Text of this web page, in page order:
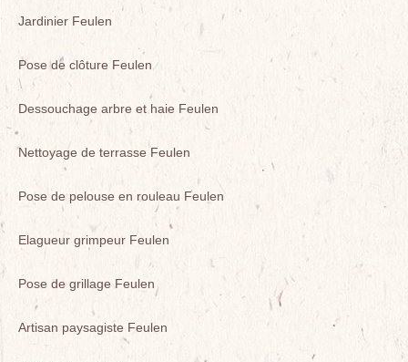
Jardinier Feulen
Pose de clôture Feulen
Dessouchage arbre et haie Feulen
Nettoyage de terrasse Feulen
Pose de pelouse en rouleau Feulen
Elagueur grimpeur Feulen
Pose de grillage Feulen
Artisan paysagiste Feulen